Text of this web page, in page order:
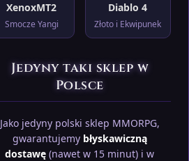
XenoxMT2
Smocze Yangi
Diablo 4
Złoto i Ekwipunek
Jedyny taki sklep w
Polsce
Jako jedyny polski sklep MMORPG,
gwarantujemy błyskawiczną
dostawę (nawet w 15 minut) i w